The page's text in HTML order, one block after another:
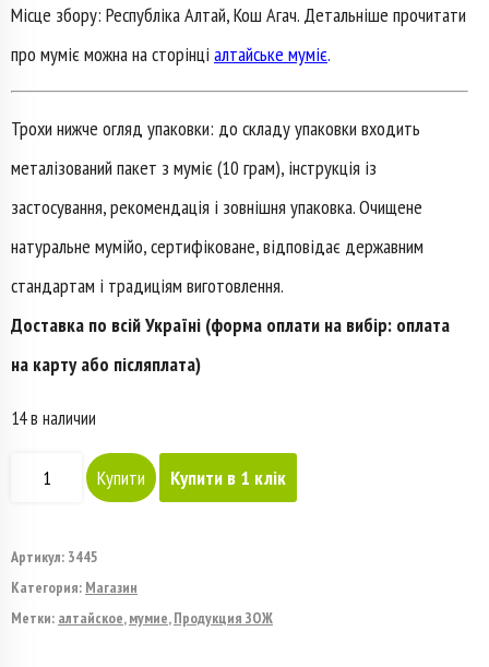
Місце збору: Республіка Алтай, Кош Агач. Детальніше прочитати
про муміє можна на сторінці алтайське муміє.
Трохи нижче огляд упаковки: до складу упаковки входить
металізований пакет з муміє (10 грам), інструкція із
застосування, рекомендація і зовнішня упаковка. Очищене
натуральне мумійо, сертифіковане, відповідає державним
стандартам і традиціям виготовлення.
Доставка по всій Україні (форма оплати на вибір: оплата
на карту або післяплата)
14 в наличии
Количество
Алтайське
мумійо
Купити Купити в 1 клік
Артикул: 3445
Категория: Магазин
Метки: алтайское,мумие,Продукция ЗОЖ